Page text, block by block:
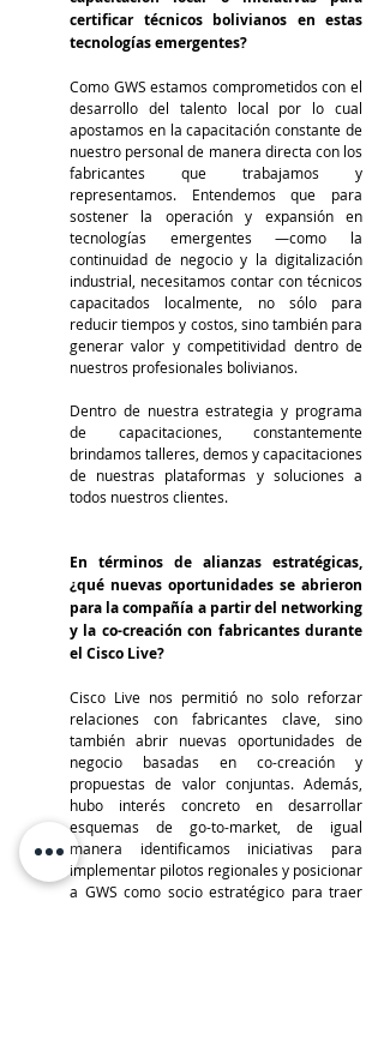
certificar técnicos bolivianos en estas
tecnologías emergentes?
Como GWS estamos comprometidos con el
desarrollo del talento local por lo cual
apostamos en la capacitación constante de
nuestro personal de manera directa con los
fabricantes que trabajamos y
representamos. Entendemos que para
sostener la operación y expansión en
tecnologías emergentes —como la
continuidad de negocio y la digitalización
industrial, necesitamos contar con técnicos
capacitados localmente, no sólo para
reducir tiempos y costos, sino también para
generar valor y competitividad dentro de
nuestros profesionales bolivianos.
Dentro de nuestra estrategia y programa
de capacitaciones, constantemente
brindamos talleres, demos y capacitaciones
de nuestras plataformas y soluciones a
todos nuestros clientes.
En términos de alianzas estratégicas,
¿qué nuevas oportunidades se abrieron
para la compañía a partir del networking
y la co-creación con fabricantes durante
el Cisco Live?
Cisco Live nos permitió no solo reforzar
relaciones con fabricantes clave, sino
también abrir nuevas oportunidades de
negocio basadas en co-creación y
propuestas de valor conjuntas. Además,
hubo interés concreto en desarrollar
esquemas de go-to-market, de igual
manera identificamos iniciativas para
implementar pilotos regionales y posicionar
a GWS como socio estratégico para traer